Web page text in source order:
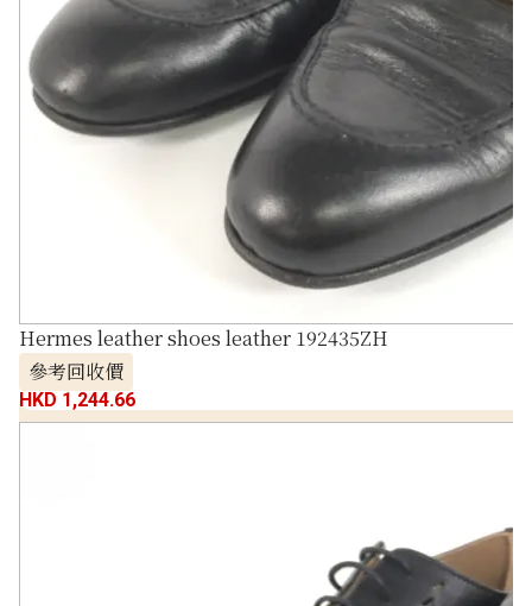
Hermes leather shoes leather 192435ZH
參考回收價
HKD 1,244.66